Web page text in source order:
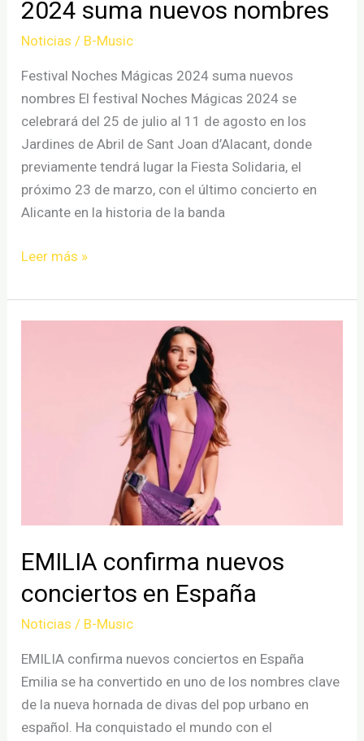
2024 suma nuevos nombres
Noticias / B-Music
Festival Noches Mágicas 2024 suma nuevos
nombres El festival Noches Mágicas 2024 se
celebrará del 25 de julio al 11 de agosto en los
Jardines de Abril de Sant Joan d’Alacant, donde
previamente tendrá lugar la Fiesta Solidaria, el
próximo 23 de marzo, con el último concierto en
Alicante en la historia de la banda
Festival
Mágicas
2024
Leer más »
EMILIA confirma nuevos
conciertos en España
Noticias / B-Music
EMILIA confirma nuevos conciertos en España
Emilia se ha convertido en uno de los nombres clave
de la nueva hornada de divas del pop urbano en
español. Ha conquistado el mundo con el